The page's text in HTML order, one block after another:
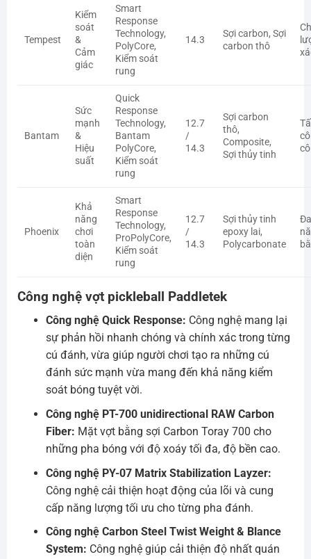
Tempest
Kiểm
soát
&
Cảm
giác
Smart
Response
Technology,
PolyCore,
Kiểm soát
rung
14.3
Sợi carbon, Sợi
carbon thô
Bantam
Sức
mạnh
&
Hiệu
suất
Quick
Response
Technology,
Bantam
PolyCore,
Kiểm soát
rung
12.7
/
14.3
Sợi carbon
thô,
Composite,
Sợi thủy tinh
Phoenix
Khả
năng
chơi
toàn
diện
Smart
Response
Technology,
ProPolyCore,
Kiểm soát
rung
12.7
/
14.3
Sợi thủy tinh
epoxy lai,
Polycarbonate
Đa
Công nghệ vợt pickleball Paddletek
Công nghệ Quick Response: Công nghệ mang lại
sự phản hồi nhanh chóng và chính xác trong từng
cú đánh, vừa giúp người chơi tạo ra những cú
đánh sức mạnh vừa mang đến khả năng kiểm
soát bóng tuyệt vời.
Công nghệ PT-700 unidirectional RAW Carbon
Fiber: Mặt vợt bằng sợi Carbon Toray 700 cho
những pha bóng với độ xoáy tối đa, độ bền cao.
Công nghệ PY-07 Matrix Stabilization Layzer:
Công nghệ cải thiện hoạt động của lõi và cung
cấp năng lượng tối ưu cho từng pha đánh.
Công nghệ Carbon Steel Twist Weight & Blance
System: Công nghệ giúp cải thiện độ nhất quán